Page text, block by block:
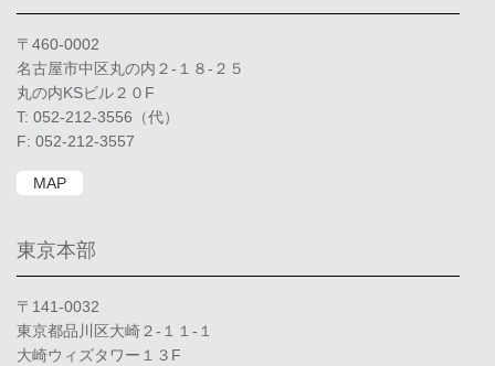
〒460-0002
名古屋市中区丸の内２-１８-２５
丸の内KSビル２０F
T: 052-212-3556（代）
F: 052-212-3557
MAP
東京本部
〒141-0032
東京都品川区大崎２-１１-１
大崎ウィズタワー１３F